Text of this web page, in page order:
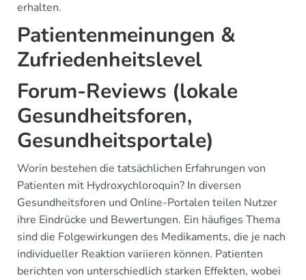
erhalten.
Patientenmeinungen &
Zufriedenheitslevel
Forum-Reviews (lokale
Gesundheitsforen,
Gesundheitsportale)
Worin bestehen die tatsächlichen Erfahrungen von
Patienten mit Hydroxychloroquin? In diversen
Gesundheitsforen und Online-Portalen teilen Nutzer
ihre Eindrücke und Bewertungen. Ein häufiges Thema
sind die Folgewirkungen des Medikaments, die je nach
individueller Reaktion variieren können. Patienten
berichten von unterschiedlich starken Effekten, wobei